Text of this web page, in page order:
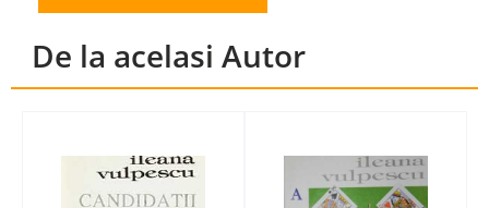
De la acelasi Autor